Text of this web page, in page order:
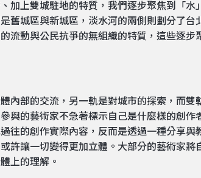
加上雙城駐地的特質，我們逐步聚焦到「
舊城區與新城區，淡水河的兩側則劃分了
流動與公民抗爭的無組織的特質，這些逐步
內部的交流，另一軌是對城市的探索，而
與的藝術家不急著標示自己是什麼樣的創
往的創作實際內容，反而是透過一種分享
許讓一切變得更加立體。大部分的藝術家
上的理解。